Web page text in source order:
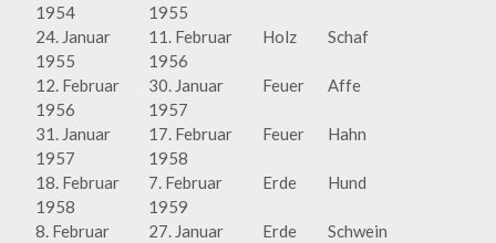
1954
1955
24. Januar
1955
11. Februar
1956
Holz Schaf
12. Februar
1956
30. Januar
1957
Feuer Affe
31. Januar
1957
17. Februar
1958
Feuer Hahn
18. Februar
1958
7. Februar
1959
Erde Hund
8. Februar
27. Januar
Erde Schwein